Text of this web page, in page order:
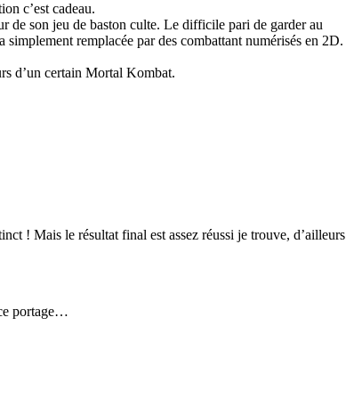
c’est cadeau.
de son jeu de baston culte. Le difficile pari de garder au
remplacée par des combattant numérisés en 2D.
d’un certain Mortal Kombat.
! Mais le résultat final est assez réussi je trouve, d’ailleurs
portage…